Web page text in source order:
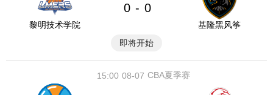
黎明技术学院
0 - 0
基隆黑风筝
即将开始
08-07
15:00 CBA夏季赛